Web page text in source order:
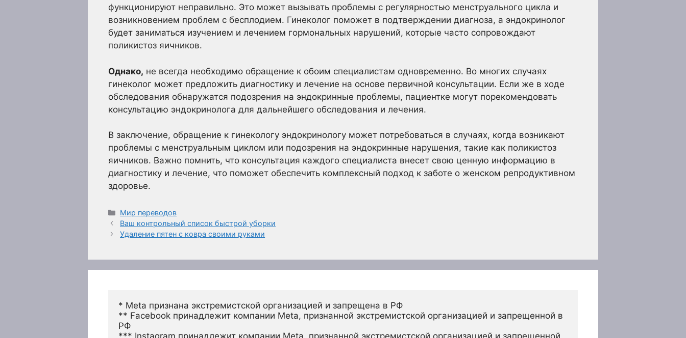
функционируют неправильно. Это может вызывать проблемы с регулярностью менструального цикла и
возникновением проблем с бесплодием. Гинеколог поможет в подтверждении диагноза, а эндокринолог
будет заниматься изучением и лечением гормональных нарушений, которые часто сопровождают
поликистоз яичников.
Однако, не всегда необходимо обращение к обоим специалистам одновременно. Во многих случаях
гинеколог может предложить диагностику и лечение на основе первичной консультации. Если же в ходе
обследования обнаружатся подозрения на эндокринные проблемы, пациентке могут порекомендовать
консультацию эндокринолога для дальнейшего обследования и лечения.
В заключение, обращение к гинекологу эндокринологу может потребоваться в случаях, когда возникают
проблемы с менструальным циклом или подозрения на эндокринные нарушения, такие как поликистоз
яичников. Важно помнить, что консультация каждого специалиста внесет свою ценную информацию в
диагностику и лечение, что поможет обеспечить комплексный подход к заботе о женском репродуктивном
здоровье.
Рубрики
Мир переводов
Ваш контрольный список быстрой уборки
Удаление пятен с ковра своими руками
* Meta признана экстремистской организацией и запрещена в РФ
** Facebook принадлежит компании Meta, признанной экстремистской организацией и запрещенной в
РФ
*** Instagram принадлежит компании Meta, признанной экстремистской организацией и запрещенной